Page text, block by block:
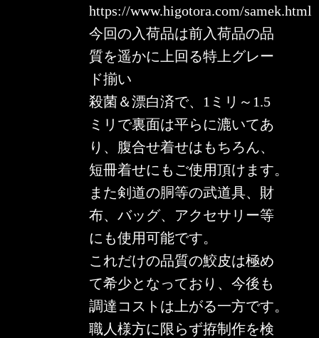
https://www.higotora.com/samek.html
今回の入荷品は前入荷品の品
質を遥かに上回る特上グレー
ド揃い
殺菌＆漂白済で、1ミリ～1.5
ミリで裏面は平らに漉いてあ
り、腹合せ着せはもちろん、
短冊着せにもご使用頂けます。
また剣道の胴等の武道具、財
布、バッグ、アクセサリー等
にも使用可能です。
これだけの品質の鮫皮は極め
て希少となっており、今後も
調達コストは上がる一方です。
職人様方に限らず拵制作を検